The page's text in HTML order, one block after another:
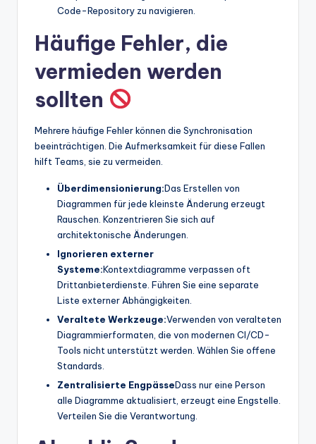
Code-Repository zu navigieren.
Häufige Fehler, die
vermieden werden
sollten
Mehrere häufige Fehler können die Synchronisation
beeinträchtigen. Die Aufmerksamkeit für diese Fallen
hilft Teams, sie zu vermeiden.
Überdimensionierung:Das Erstellen von
Diagrammen für jede kleinste Änderung erzeugt
Rauschen. Konzentrieren Sie sich auf
architektonische Änderungen.
Ignorieren externer
Systeme:Kontextdiagramme verpassen oft
Drittanbieterdienste. Führen Sie eine separate
Liste externer Abhängigkeiten.
Veraltete Werkzeuge:Verwenden von veralteten
Diagrammierformaten, die von modernen CI/CD-
Tools nicht unterstützt werden. Wählen Sie offene
Standards.
Zentralisierte EngpässeDass nur eine Person
alle Diagramme aktualisiert, erzeugt eine Engstelle.
Verteilen Sie die Verantwortung.